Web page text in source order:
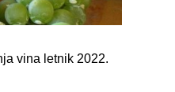
vina letnik 2022.